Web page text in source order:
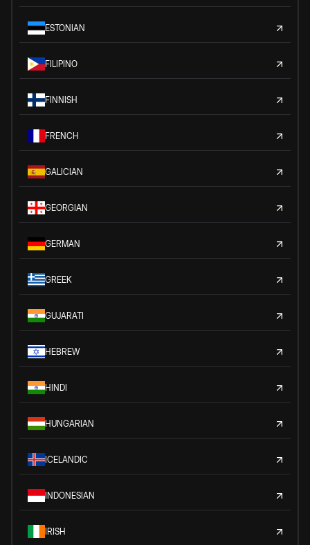
ESTONIAN
FILIPINO
FINNISH
FRENCH
GALICIAN
GEORGIAN
GERMAN
GREEK
GUJARATI
HEBREW
HINDI
HUNGARIAN
ICELANDIC
INDONESIAN
IRISH